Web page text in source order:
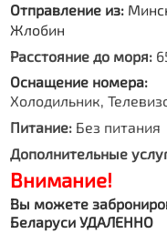
Отправление из:
Жлобин
Расстояние до моря:
Оснащение номера:
Холодильник,
Питание: Без питания
Дополнительные
Внимание!
Вы можете
Беларуси УДАЛЕННО